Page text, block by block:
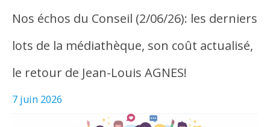
Nos échos du Conseil (2/06/26): les derniers
lots de la médiathèque, son coût actualisé,
le retour de Jean-Louis AGNES!
7 juin 2026